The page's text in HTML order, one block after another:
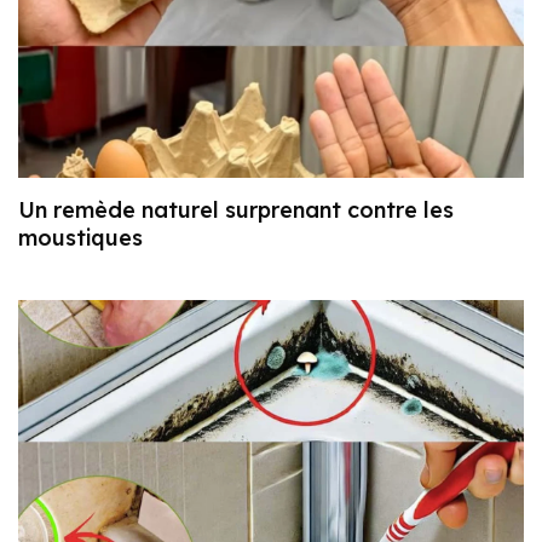
Un remède naturel surprenant contre les
moustiques